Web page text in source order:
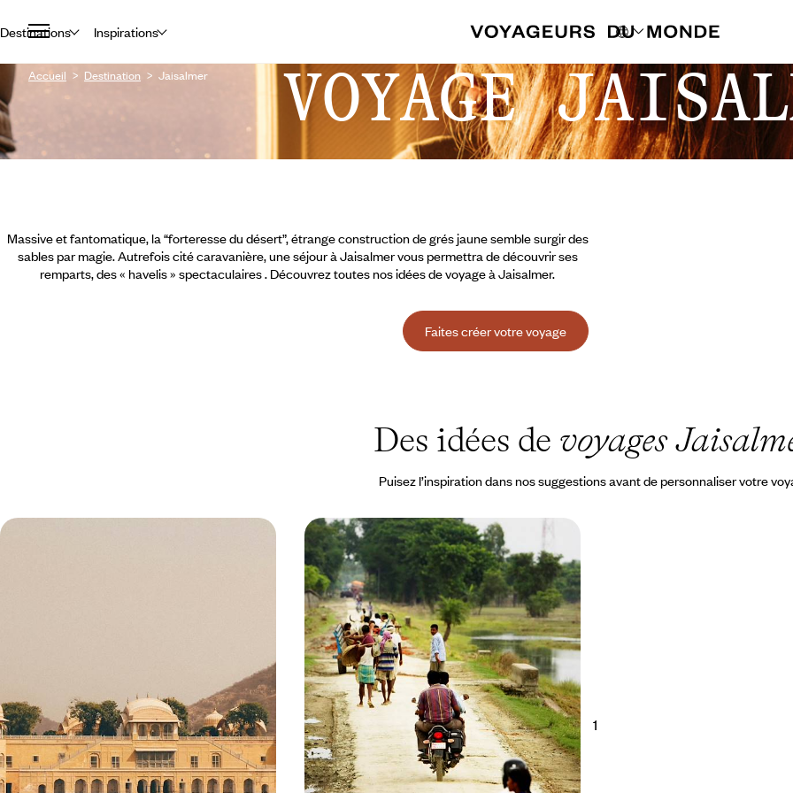
Destinations Inspirations
Accueil Destination Jaisalmer VOYAGE
Massive et fantomatique, la “forteresse du désert”, étrange construction de grés jaune semble surgir des
sables par magie. Autrefois cité caravanière, une séjour à Jaisalmer vous permettra de découvrir ses
remparts, des « havelis » spectaculaires . Découvrez toutes nos idées de voyage à Jaisalmer.
Faites créer votre voyage
Des idées de voyages
Puisez l’inspiration dans nos suggestions avant de personnaliser votre
L’Inde les cheveux au vent -
Roadtrip à moto au Rajasthan
Parcourir le Rajasthan en Royal Enfield : un engin
mythique pour une terre de légende
13 jours, de CHF 8200 à CHF 10400
1